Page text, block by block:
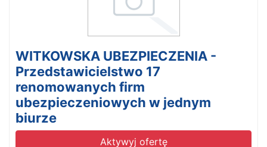
WITKOWSKA UBEZPIECZENIA -
Przedstawicielstwo 17
renomowanych firm
ubezpieczeniowych w jednym
biurze
Aktywyj ofertę